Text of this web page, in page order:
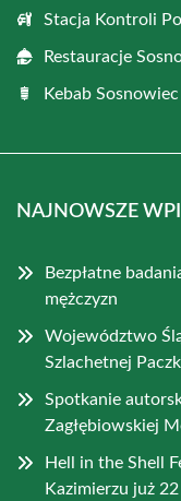
Stacja Kontroli
Restauracje
Kebab Sosnowiec
NAJNOWSZE
Bezpłatne
mężczyzn
Województwo
Szlachetnej
Spotkanie
Zagłębiowskiej
Hell in the Shell
Kazimierzu już